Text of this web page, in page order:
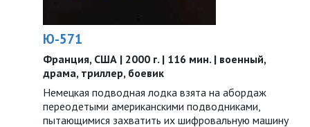
Ю-571
Франция, США | 2000 г. | 116 мин. | военный,
драма, триллер, боевик
Немецкая подводная лодка взята на абордаж
переодетыми американскими подводниками,
пытающимися захватить их шифровальную машину